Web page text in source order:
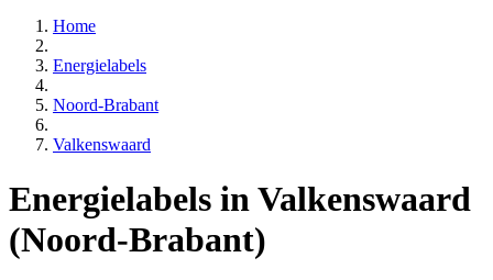
Home
Energielabels
Noord-Brabant
Valkenswaard
Energielabels in Valkenswaard
(Noord-Brabant)